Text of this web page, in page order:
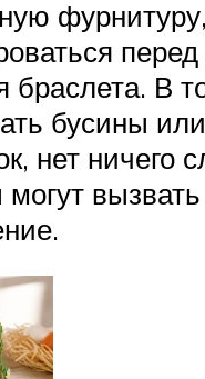
браслета. В
бусины
нет ничего
могут вызвать